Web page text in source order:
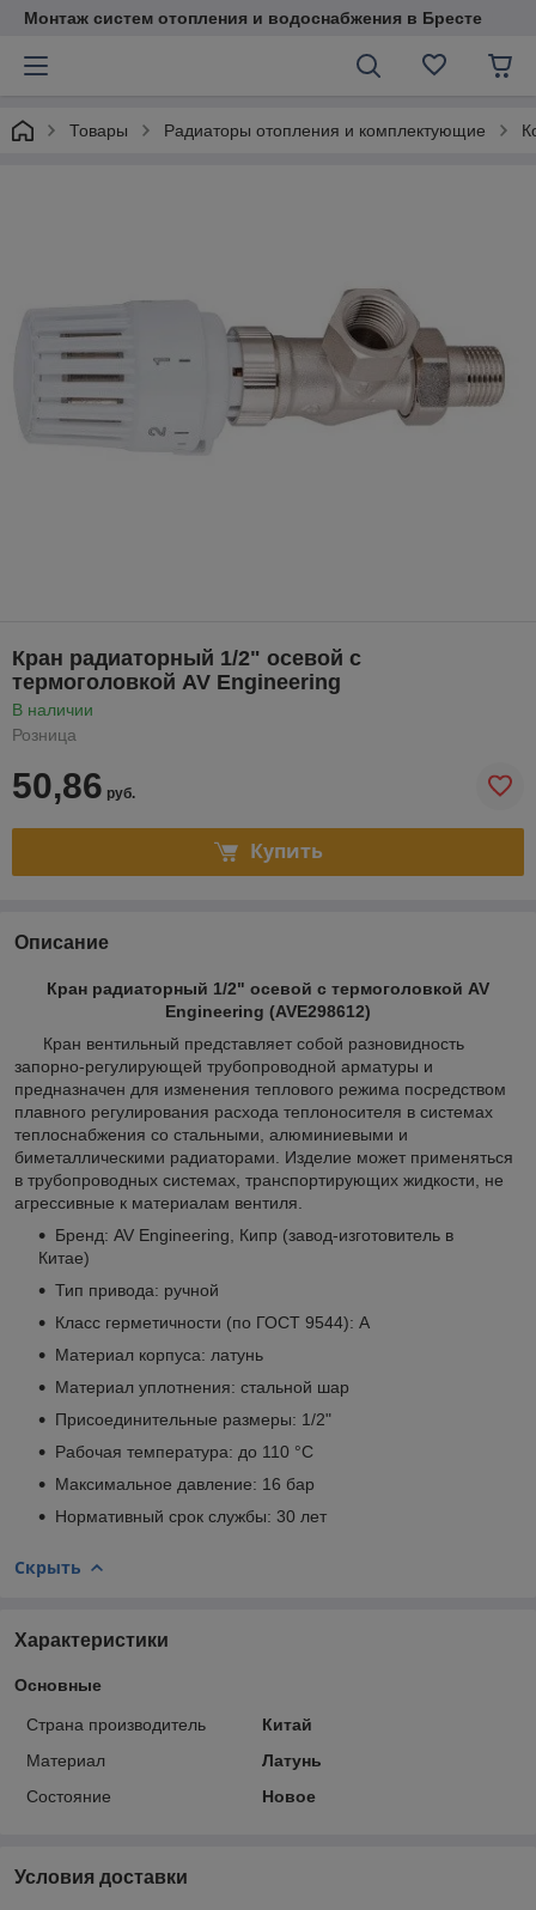
Монтаж систем отопления и водоснабжения в Бресте
Товары Радиаторы отопления и комплектующие
Кран радиаторный 1/2" осевой с
термоголовкой AV Engineering
В наличии
Розница
50,86 руб.
Купить
Описание
Кран радиаторный 1/2" осевой с термоголовкой AV
Engineering (AVE298612)
Кран вентильный представляет собой разновидность
запорно-регулирующей трубопроводной арматуры и
предназначен для изменения теплового режима посредством
плавного регулирования расхода теплоносителя в системах
теплоснабжения со стальными, алюминиевыми и
биметаллическими радиаторами. Изделие может применяться
в трубопроводных системах, транспортирующих жидкости, не
агрессивные к материалам вентиля.
Бренд: AV Engineering, Кипр (завод-изготовитель в
Китае)
Тип привода: ручной
Класс герметичности (по ГОСТ 9544): А
Материал корпуса: латунь
Материал уплотнения: стальной шар
Присоединительные размеры: 1/2"
Рабочая температура: до 110 °С
Максимальное давление: 16 бар
Нормативный срок службы: 30 лет
Скрыть
Характеристики
Основные
Страна производитель
Китай
Материал
Латунь
Состояние
Новое
Условия доставки